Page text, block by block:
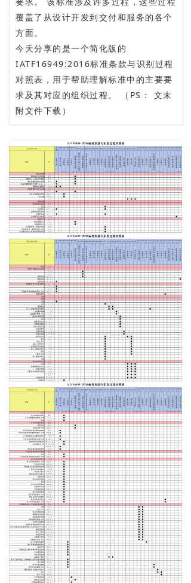
覆盖了从设计开发到交付和服务的各个
方面。
今天分享的是一个简化版的
IATF16949:2016标准条款与识别过程
对照表，用于帮助理解标准中的主要要
求及其对应的组织过程。 （PS： 文末
附文件下载）